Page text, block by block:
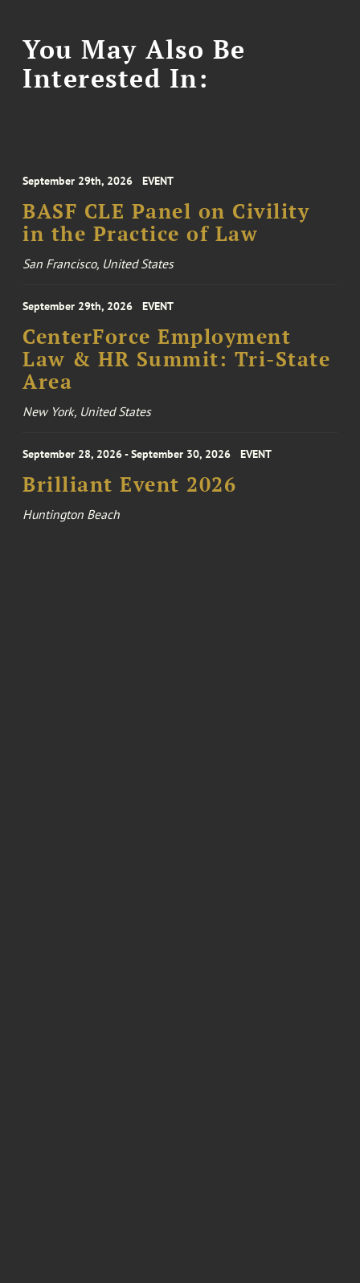
You May Also Be
Interested In:
September 29th, 2026 EVENT
BASF CLE Panel on Civility
in the Practice of Law
San Francisco, United States
September 29th, 2026 EVENT
CenterForce Employment
Law & HR Summit: Tri-State
Area
New York, United States
September 28, 2026 - September 30, 2026 EVENT
Brilliant Event 2026
Huntington Beach